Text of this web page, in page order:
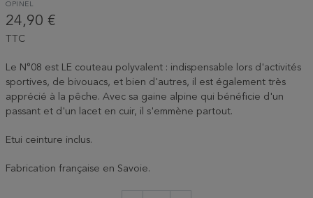
OPINEL
24,90 €
TTC
Le N°08 est LE couteau polyvalent : indispensable lors d'activités
sportives, de bivouacs, et bien d'autres, il est également très
apprécié à la pêche. Avec sa gaine alpine qui bénéficie d'un
passant et d'un lacet en cuir, il s'emmène partout.
Etui ceinture inclus.
Fabrication française en Savoie.